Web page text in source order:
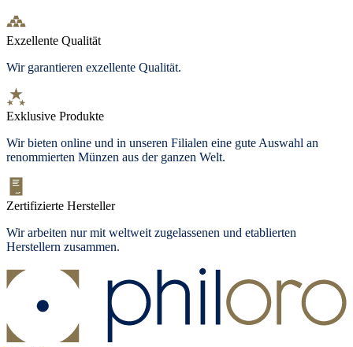
Exzellente Qualität
Wir garantieren exzellente Qualität.
Exklusive Produkte
Wir bieten online und in unseren Filialen eine gute Auswahl an
renommierten Münzen aus der ganzen Welt.
Zertifizierte Hersteller
Wir arbeiten nur mit weltweit zugelassenen und etablierten
Herstellern zusammen.